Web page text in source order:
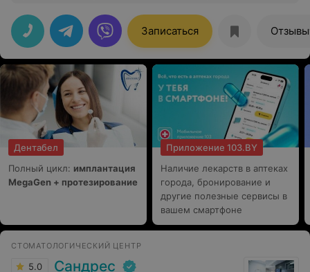
Записаться Отзывы
Дентабел
Полный цикл: имплантация
MegaGen + протезирование
Приложение 103.BY
Наличие лекарств в аптеках
города, бронирование и
другие полезные сервисы в
вашем смартфоне
СТОМАТОЛОГИЧЕСКИЙ ЦЕНТР
5.0 Сандрес